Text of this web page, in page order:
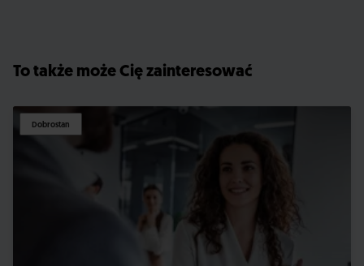
To także może Cię zainteresować
Dobrostan